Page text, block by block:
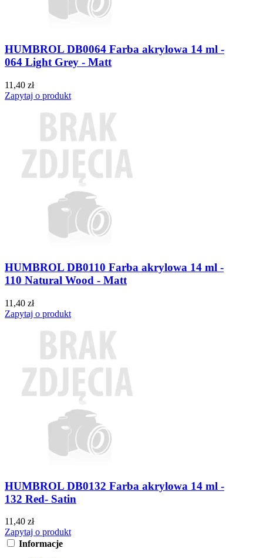
HUMBROL DB0064 Farba akrylowa 14 ml -
064 Light Grey - Matt
11,40 zł
Zapytaj o produkt
HUMBROL DB0110 Farba akrylowa 14 ml -
110 Natural Wood - Matt
11,40 zł
Zapytaj o produkt
HUMBROL DB0132 Farba akrylowa 14 ml -
132 Red- Satin
11,40 zł
Zapytaj o produkt
Informacje